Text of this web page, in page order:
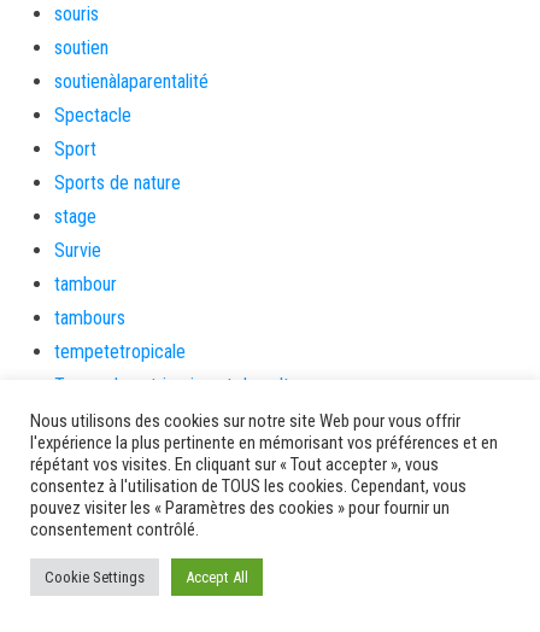
souris
soutien
soutienàlaparentalité
Spectacle
Sport
Sports de nature
stage
Survie
tambour
tambours
tempetetropicale
Terres de patrimoine et de culture
Terres gourmandes
théâtre
Tourisme
toussaint
tradition
Transition Energétique
Nous utilisons des cookies sur notre site Web pour vous offrir
l'expérience la plus pertinente en mémorisant vos préférences et en
répétant vos visites. En cliquant sur « Tout accepter », vous
consentez à l'utilisation de TOUS les cookies. Cependant, vous
pouvez visiter les « Paramètres des cookies » pour fournir un
consentement contrôlé.
Cookie Settings Accept All